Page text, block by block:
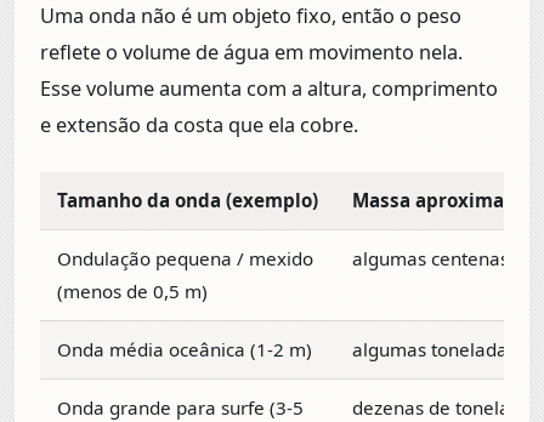
Uma onda não é um objeto fixo, então o peso
reflete o volume de água em movimento nela.
Esse volume aumenta com a altura, comprimento
e extensão da costa que ela cobre.
Tamanho da onda (exemplo) Massa aproximada
Ondulação pequena / mexido
(menos de 0,5 m)
algumas centenas de
Onda média oceânica (1-2 m) algumas toneladas
Onda grande para surfe (3-5
dezenas de toneladas